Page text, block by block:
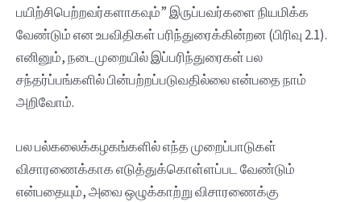
பயிற்சிபெற்றவர்களாகவும்” இருப்பவர்களை நியமிக்க
வேண்டும் என உபவிதிகள் பரிந்துரைக்கின்றன (பிரிவு 2.1).
எனினும், நடைமுறையில் இப்பரிந்துரைகள் பல
சந்தர்ப்பங்களில் பின்பற்றப்படுவதில்லை என்பதை நாம்
அறிவோம்.
பல பல்கலைக்கழகங்களில் எந்த முறைப்பாடுகள்
விசாரணைக்காக எடுத்துக்கொள்ளப்பட வேண்டும்
என்பதையும், அவை ஒழுக்காற்று விசாரணைக்கு